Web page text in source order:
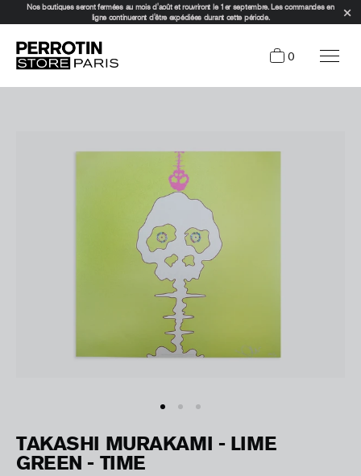
Nos boutiques seront fermées au mois d'août et rouvriront le 1er septembre. Les commandes en
ligne continueront d'être expédiées durant cette période.
0
TAKASHI MURAKAMI - LIME
GREEN - TIME